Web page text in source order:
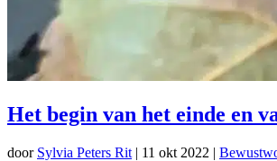
Het begin van het einde en
door Sylvia Peters Rit | 11 okt 2022 |